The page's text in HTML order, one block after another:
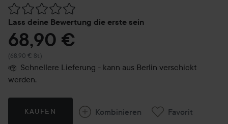
Lass deine Bewertung die erste sein
Weiter zu Reviews & Kommentare
68,90 €
(68,90 € St.)
Schnellere Lieferung - kann aus Berlin verschickt
werden.
KAUFEN Kombinieren Favorit